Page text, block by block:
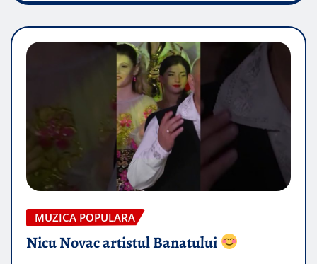
MUZICA POPULARA
Nicu Novac artistul Banatului